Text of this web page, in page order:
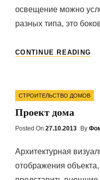
освещение можно
разных типа, это
CONTINUE READING
Categories
СТРОИТЕЛЬСТВО ДОМОВ
Проект дома
Posted On Posted
27.10.2013 By
Архитектурная
отображения